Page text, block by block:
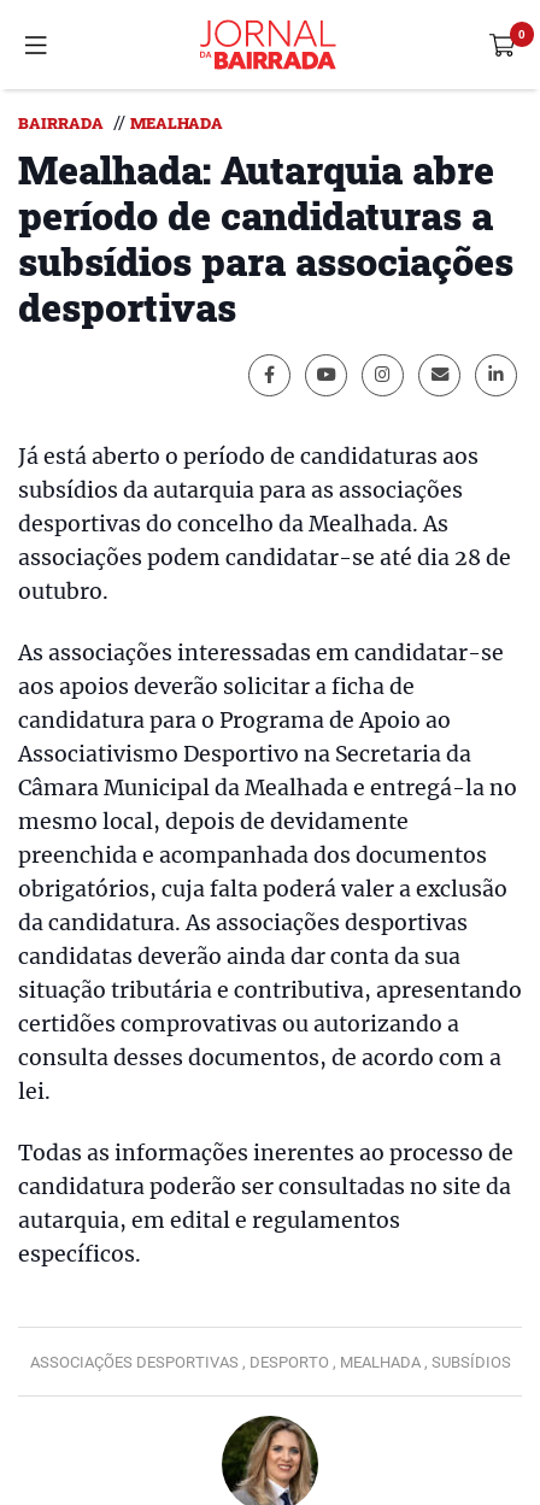
BAIRRADA // MEALHADA
Mealhada: Autarquia abre
período de candidaturas a
subsídios para associações
desportivas
Já está aberto o período de candidaturas aos
subsídios da autarquia para as associações
desportivas do concelho da Mealhada. As
associações podem candidatar-se até dia 28 de
outubro.
As associações interessadas em candidatar-se
aos apoios deverão solicitar a ficha de
candidatura para o Programa de Apoio ao
Associativismo Desportivo na Secretaria da
Câmara Municipal da Mealhada e entregá-la no
mesmo local, depois de devidamente
preenchida e acompanhada dos documentos
obrigatórios, cuja falta poderá valer a exclusão
da candidatura. As associações desportivas
candidatas deverão ainda dar conta da sua
situação tributária e contributiva, apresentando
certidões comprovativas ou autorizando a
consulta desses documentos, de acordo com a
lei.
Todas as informações inerentes ao processo de
candidatura poderão ser consultadas no site da
autarquia, em edital e regulamentos
específicos.
ASSOCIAÇÕES DESPORTIVAS , DESPORTO , MEALHADA , SUBSÍDIOS